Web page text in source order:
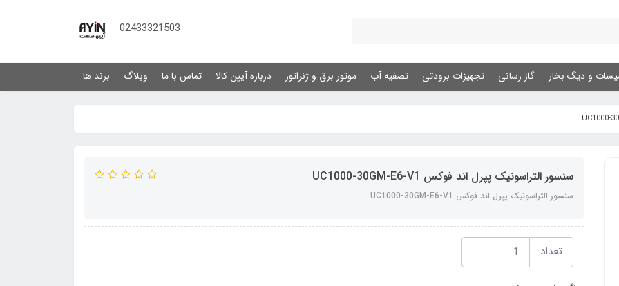
02433321503
و دیگ بخار گاز رسانی تجهیزات برودتی تصفیه آب موتور برق و ژنراتور درباره آیین کالا تماس با ما وبلاگ برند ها
سنسور التراسونیک پپرل اند فوکس UC1000-30GM-E6-V1
سنسور التراسونیک پپرل اند فوکس UC1000-30GM-E6-V1
تعداد